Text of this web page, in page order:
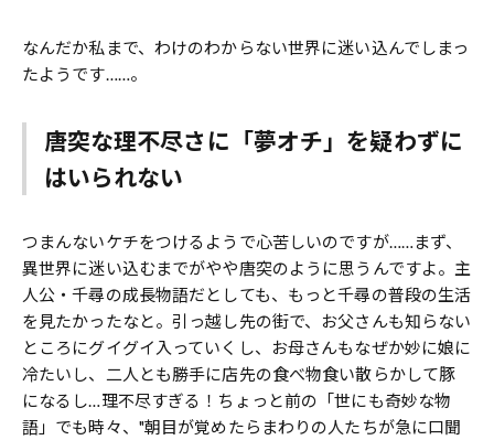
なんだか私まで、わけのわからない世界に迷い込んでしまっ
たようです……。
唐突な理不尽さに「夢オチ」を疑わずに
はいられない
つまんないケチをつけるようで心苦しいのですが……まず、
異世界に迷い込むまでがやや唐突のように思うんですよ。主
人公・千尋の成長物語だとしても、もっと千尋の普段の生活
を見たかったなと。引っ越し先の街で、お父さんも知らない
ところにグイグイ入っていくし、お母さんもなぜか妙に娘に
冷たいし、二人とも勝手に店先の食べ物食い散らかして豚
になるし…理不尽すぎる！ちょっと前の「世にも奇妙な物
語」でも時々、"朝目が覚めたらまわりの人たちが急に口聞